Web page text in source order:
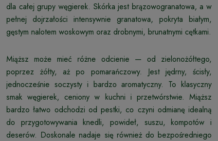
dla całej grupy węgierek. Skórka jest brązowogranatowa, a w
pełnej dojrzałości intensywnie granatowa, pokryta białym,
gęstym nalotem woskowym oraz drobnymi, brunatnymi cętkami.
Miąższ może mieć różne odcienie — od zielonożółtego,
poprzez żółty, aż po pomarańczowy. Jest jędrny, ścisły,
jednocześnie soczysty i bardzo aromatyczny. To klasyczny
smak węgierek, ceniony w kuchni i przetwórstwie. Miąższ
bardzo łatwo odchodzi od pestki, co czyni odmianę idealną
do przygotowywania knedli, powideł, suszu, kompotów i
deserów. Doskonale nadaje się również do bezpośredniego